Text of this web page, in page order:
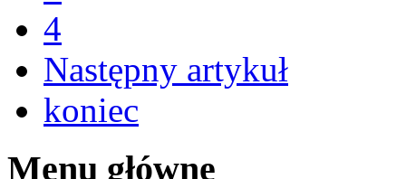
4
Następny artykuł
koniec
Menu główne